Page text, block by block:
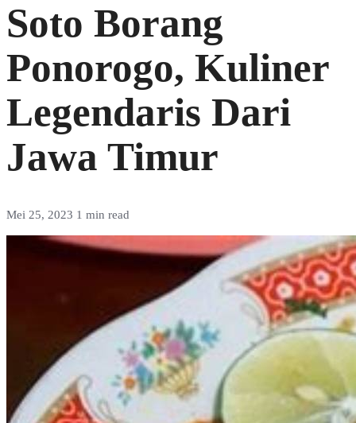
Soto Borang
Ponorogo, Kuliner
Legendaris Dari
Jawa Timur
Mei 25, 2023 1 min read